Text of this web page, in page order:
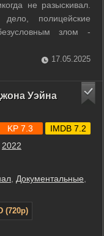
не разыскивал.
полицейские
злом -
засасывает и
не любит и не ждет
17.05.2025
Уэйна
2022
Документальные
(720p)
KP 7.3 IMDB 7.2